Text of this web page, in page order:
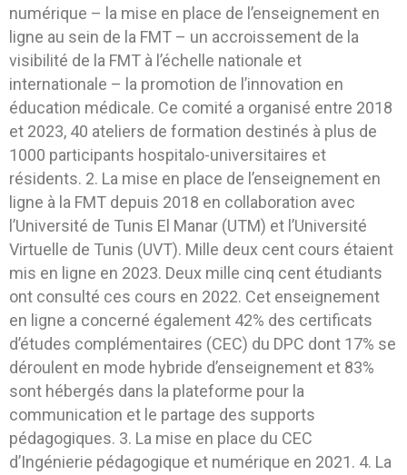
numérique – la mise en place de l’enseignement en
ligne au sein de la FMT – un accroissement de la
visibilité de la FMT à l’échelle nationale et
internationale – la promotion de l’innovation en
éducation médicale. Ce comité a organisé entre 2018
et 2023, 40 ateliers de formation destinés à plus de
1000 participants hospitalo-universitaires et
résidents. 2. La mise en place de l’enseignement en
ligne à la FMT depuis 2018 en collaboration avec
l’Université de Tunis El Manar (UTM) et l’Université
Virtuelle de Tunis (UVT). Mille deux cent cours étaient
mis en ligne en 2023. Deux mille cinq cent étudiants
ont consulté ces cours en 2022. Cet enseignement
en ligne a concerné également 42% des certificats
d’études complémentaires (CEC) du DPC dont 17% se
déroulent en mode hybride d’enseignement et 83%
sont hébergés dans la plateforme pour la
communication et le partage des supports
pédagogiques. 3. La mise en place du CEC
d’Ingénierie pédagogique et numérique en 2021. 4. La